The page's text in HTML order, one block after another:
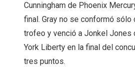
Cunningham de Phoenix
final. Gray no se conformó sólo
trofeo y venció a Jonkel Jones
York Liberty en la final del
tres puntos.